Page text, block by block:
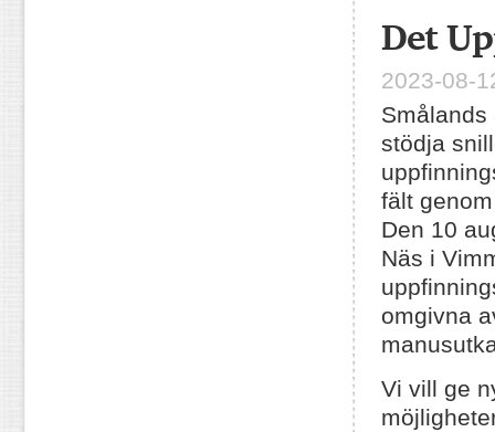
Det
2023-08-
stödja
fält
Den 10
Näs i
omgivna
Vi vill ge